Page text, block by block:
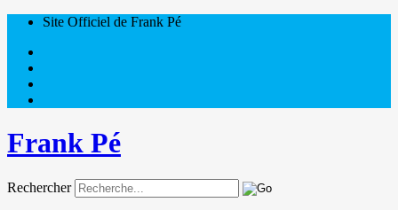
Site Officiel de Frank Pé
Frank Pé
Rechercher